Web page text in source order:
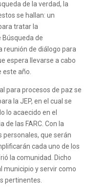
de la verdad, la
se hallan: un
tratar la
Búsqueda de
reunión de diálogo para
espera llevarse a cabo
año.
para procesos de paz se
la JEP, en el cual se
lo acaecido en el
de las FARC. Con la
personales, que serán
cada uno de los
la comunidad. Dicho
municipio y servir como
pertinentes.